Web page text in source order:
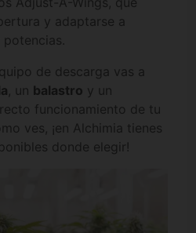
y adaptarse a
de descarga vas a
, un balastro y un
funcionamiento de tu
ves, ¡en Alchimia tienes
donde elegir!